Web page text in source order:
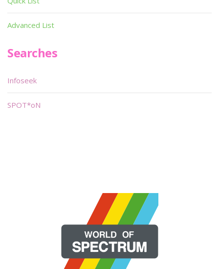
Advanced List
Searches
Infoseek
SPOT*oN